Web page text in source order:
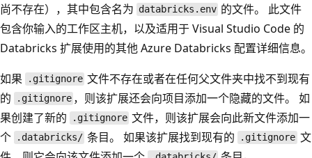
尚不存在），其中包含名为 databricks.env 的文件。 此文件
包含你输入的工作区主机，以及适用于 Visual Studio Code 的
Databricks 扩展使用的其他 Azure Databricks 配置详细信息。
如果
.gitignore 文件不存在或者在任何父文件夹中找不到现有
的
.gitignore ，则该扩展还会向项目添加一个隐藏的文件。 如
果创建了新的
.gitignore 文件，则该扩展会向此新文件添加一
个
.databricks/ 条目。 如果该扩展找到现有的 .gitignore 文